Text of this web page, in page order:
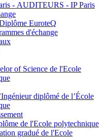
- AUDITEURS - IP Paris
EuroteQ
d'échange
of Science de l'Ecole
diplômé de l’École
de l'Ecole polytechnique
gradué de l'Ecole